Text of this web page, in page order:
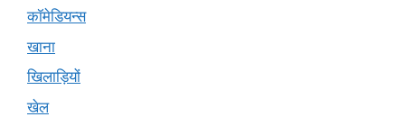
कॉमेडियन्स
खाना
खिलाड़ियों
खेल